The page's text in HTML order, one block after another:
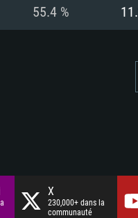
55.4 %
X
230,000+ dans la
communauté